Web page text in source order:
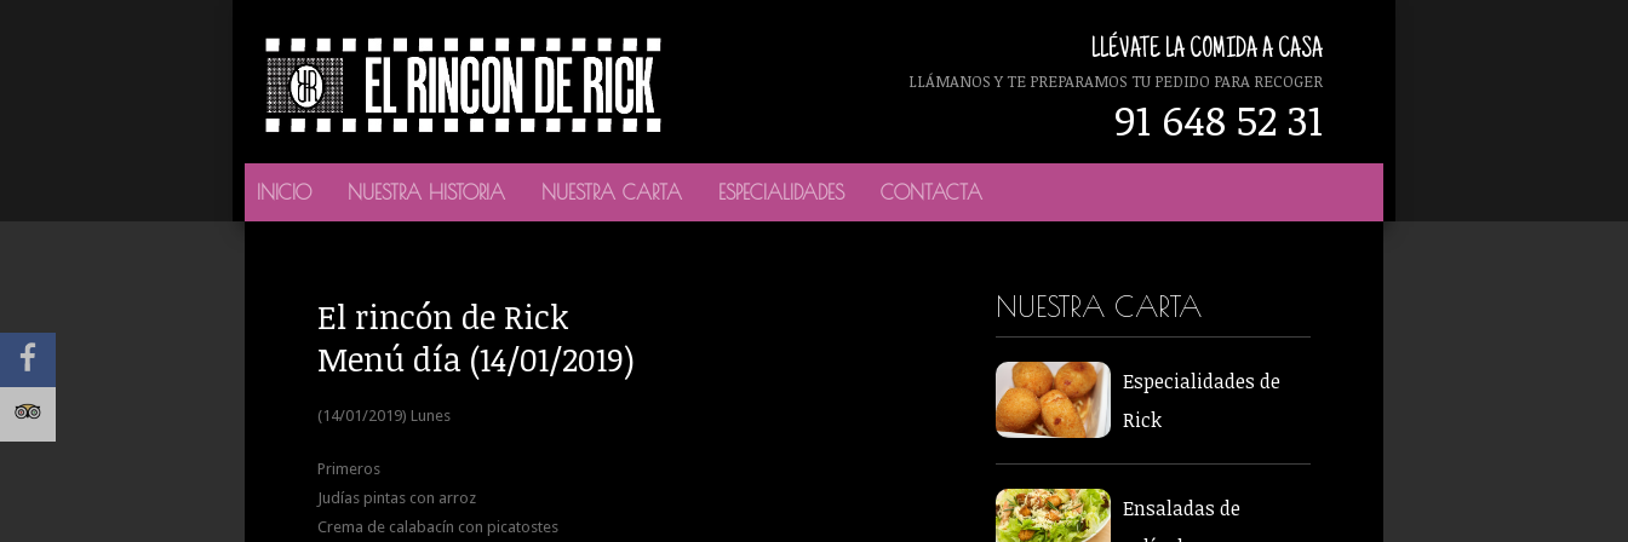
LLÉVATE LA COMIDA A CASA
LLÁMANOS Y TE PREPARAMOS TU PEDIDO PARA RECOGER
91 648 52 31
INICIO NUESTRA HISTORIA NUESTRA CARTA ESPECIALIDADES CONTACTA
El rincón de Rick
Menú día (14/01/2019)
(14/01/2019) Lunes
Primeros
Judías pintas con arroz
Crema de calabacín con picatostes
NUESTRA CARTA
Especialidades de
Rick
Ensaladas de